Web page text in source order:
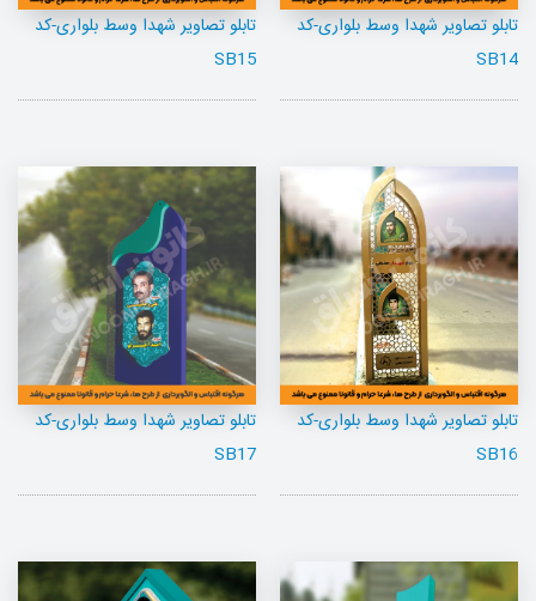
تابلو تصاویر شهدا وسط بلواری-کد
SB14
تابلو تصاویر شهدا وسط بلواری-کد
SB15
تابلو تصاویر شهدا وسط بلواری-کد
SB16
تابلو تصاویر شهدا وسط بلواری-کد
SB17